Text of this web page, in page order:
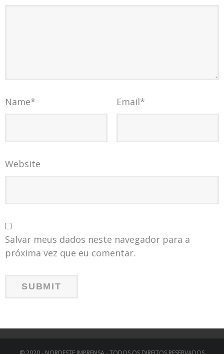
Name* Email*
Website
Salvar meus dados neste navegador para a
próxima vez que eu comentar.